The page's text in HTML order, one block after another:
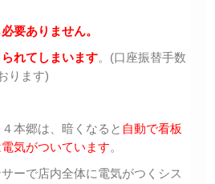
要ありません。
れてしまいます。(口座振替手数
ります)
本郷は、暗くなると 自動で看板
気がついています。
ーで店内全体に電気がつくシス